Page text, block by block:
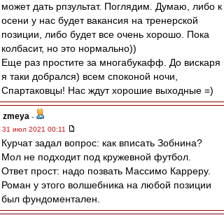
может дать рпзультат. Поглядим. Думаю, либо к
осени у нас будет вакансия на тренерской
позиции, либо будет все очень хорошо. Пока
колбасит, но это нормально))
Еще раз простите за многабукафф. До вискаря
я таки добрался) всем споконой ночи,
Спартаковцы! Нас ждут хорошие выходные =)
zmeya -
31 июл 2021 00:11
Курчат задал вопрос: как вписать Зобнина?
Мол не подходит под кружевной футбол.
Ответ прост: надо позвать Массимо Карреру.
Роман у этого волшебника на любой позиции
был фундоментален.